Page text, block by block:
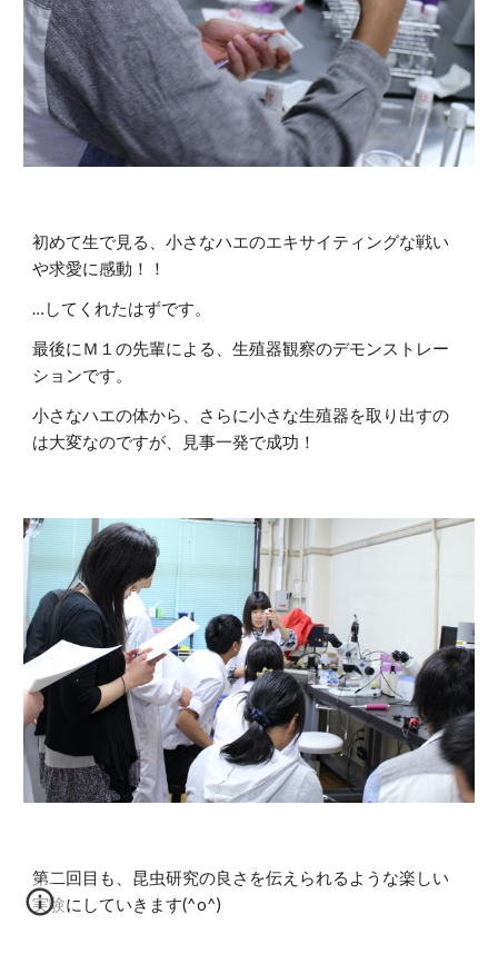
初めて生で見る、小さなハエのエキサイティングな戦い
や求愛に感動！！
…してくれたはずです。
最後にＭ１の先輩による、生殖器観察のデモンストレー
ションです。
小さなハエの体から、さらに小さな生殖器を取り出すの
は大変なのですが、見事一発で成功！
第二回目も、昆虫研究の良さを伝えられるような楽しい
実験にしていきます(^o^)